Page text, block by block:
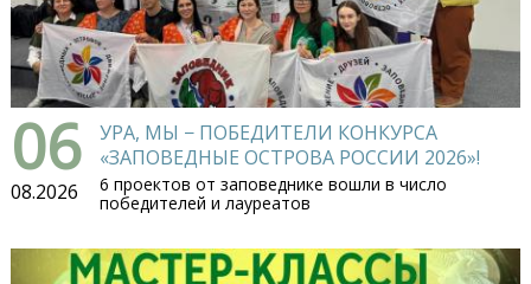
06
08.2026
УРА, МЫ − ПОБЕДИТЕЛИ КОНКУРСА
«ЗАПОВЕДНЫЕ ОСТРОВА РОССИИ 2026»!
6 проектов от заповеднике вошли в число
победителей и лауреатов